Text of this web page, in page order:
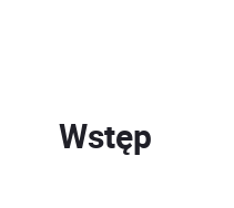
Wstęp